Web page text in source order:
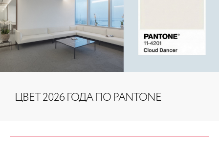
ЦВЕТ 2026 ГОДА ПО PANTONE